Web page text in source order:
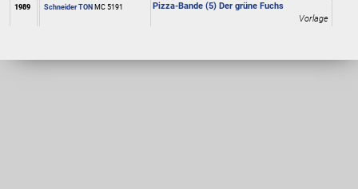
1989 Schneider TON MC 5191
Pizza-Bande (5) Der grüne Fuchs
Vorlage